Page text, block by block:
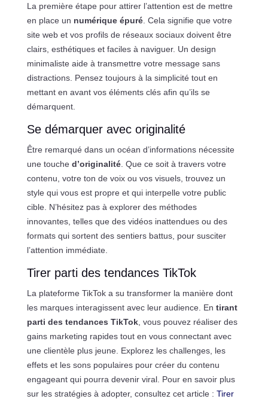
La première étape pour attirer l’attention est de mettre
en place un numérique épuré. Cela signifie que votre
site web et vos profils de réseaux sociaux doivent être
clairs, esthétiques et faciles à naviguer. Un design
minimaliste aide à transmettre votre message sans
distractions. Pensez toujours à la simplicité tout en
mettant en avant vos éléments clés afin qu’ils se
démarquent.
Se démarquer avec originalité
Être remarqué dans un océan d’informations nécessite
une touche d’originalité. Que ce soit à travers votre
contenu, votre ton de voix ou vos visuels, trouvez un
style qui vous est propre et qui interpelle votre public
cible. N’hésitez pas à explorer des méthodes
innovantes, telles que des vidéos inattendues ou des
formats qui sortent des sentiers battus, pour susciter
l’attention immédiate.
Tirer parti des tendances TikTok
La plateforme TikTok a su transformer la manière dont
les marques interagissent avec leur audience. En tirant
parti des tendances TikTok, vous pouvez réaliser des
gains marketing rapides tout en vous connectant avec
une clientèle plus jeune. Explorez les challenges, les
effets et les sons populaires pour créer du contenu
engageant qui pourra devenir viral. Pour en savoir plus
sur les stratégies à adopter, consultez cet article : Tirer